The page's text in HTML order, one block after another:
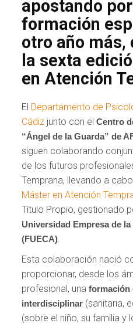
apostando
formación
otro año más,
la sexta
en Atención
El Departamento de
Cádiz junto con elCentro
“Ángel de la Guarda” de
siguen colaborando
de los futuros
Temprana, llevando a
Máster en Atención
Título Propio, gestionado
Universidad Empresa de
(FUECA)
Esta colaboración nació
proporcionar, desde los
profesional, unaformación
interdisciplinar (sanitaria,
(sobre el niño, su familia y